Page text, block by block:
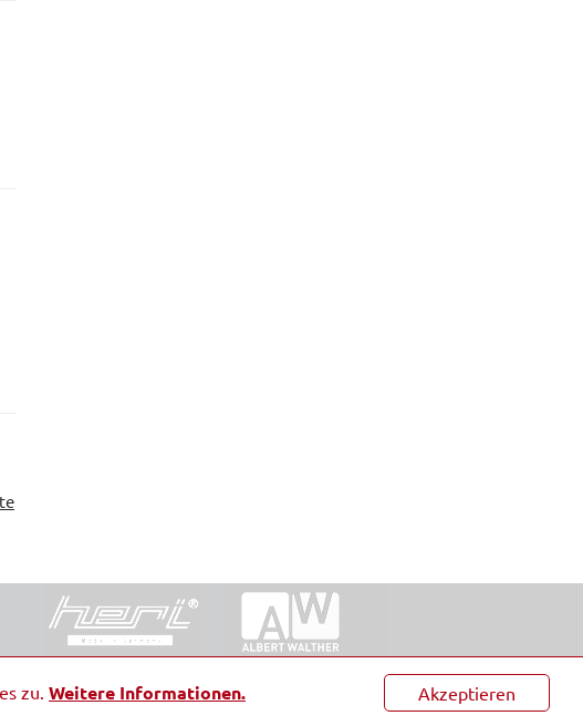
Akzeptieren
zu. Weitere Informationen.
Kontakt Datenschutz